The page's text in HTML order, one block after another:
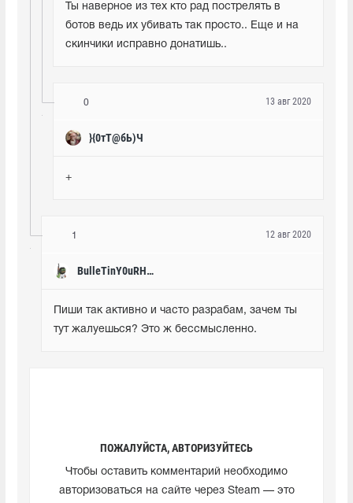
Ты наверное из тех кто рад пострелять в
ботов ведь их убивать так просто.. Еще и на
скинчики исправно донатишь..
0
}{0тТ@бЬ)Ч
13 авг 2020
+
1
BulleTinY0uRHeaD
12 авг 2020
Пиши так активно и часто разрабам, зачем ты
тут жалуешься? Это ж бессмысленно.
ПОЖАЛУЙСТА, АВТОРИЗУЙТЕСЬ
Чтобы оставить комментарий необходимо
авторизоваться на сайте через Steam — это